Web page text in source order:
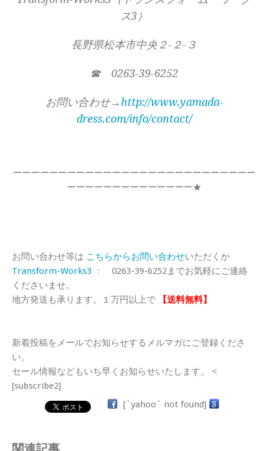
ス3）
長野県松本市中央２-２-３
☎ 0263-39-6252
お問い合わせ→http://www.yamada-
dress.com/info/contact/
ーーーーーーーーーーーーーーーーーーーーーーーーーーー
ーーーーーーーーーーーーーー★
お問い合わせ等は こちらからお問い合わせいただくか
Transform-Works3 ： 0263-39-6252までお気軽にご連絡
くださいませ。
地方発送も承ります。１万円以上で
【送料無料】
新着投稿をメールでお知らせするメルマガにご登録くださ
い。
セール情報などもいち早くお知らせいたします。 <
[subscribe2]
[`yahoo` not found]